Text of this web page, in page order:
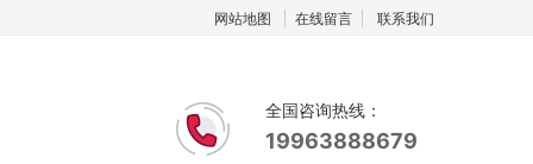
网站地图 在线留言 联系我们
全国咨询热线：
19963888679